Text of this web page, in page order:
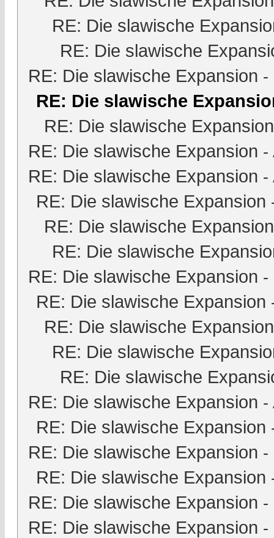
RE: Die slawische
RE: Die slawische
RE: Die slawische Expansion -
RE: Die slawische
RE: Die slawische Expansion
RE: Die slawische Expansion -
RE: Die slawische Expansion -
RE: Die slawische Expansion
RE: Die slawische Expansion
RE: Die slawische
RE: Die slawische Expansion -
RE: Die slawische Expansion
RE: Die slawische Expansion
RE: Die slawische
RE: Die slawische
RE: Die slawische Expansion -
RE: Die slawische Expansion
RE: Die slawische Expansion -
RE: Die slawische Expansion
RE: Die slawische Expansion -
RE: Die slawische Expansion -